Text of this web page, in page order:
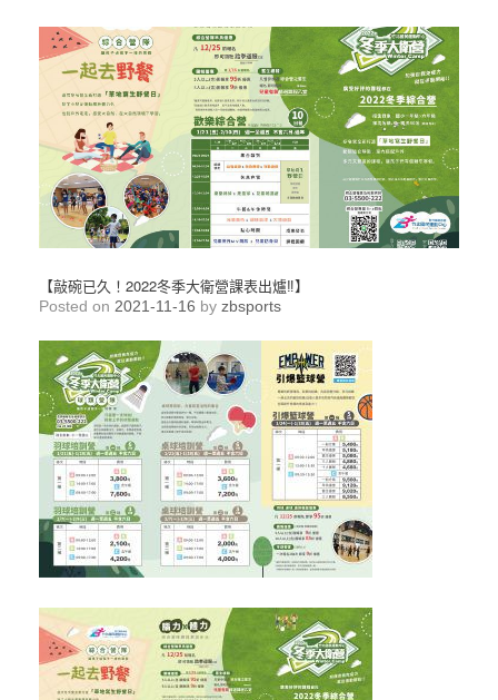
【敲碗已久！2022冬季大衛營課表出爐‼】
Posted on 2021-11-16 by zbsports